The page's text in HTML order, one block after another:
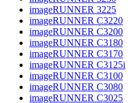
imageRUNNER 3225
imageRUNNER C3220
imageRUNNER C3200
imageRUNNER C3180
imageRUNNER C3170
imageRUNNER C3125i
imageRUNNER C3100
imageRUNNER C3080
imageRUNNER C3025